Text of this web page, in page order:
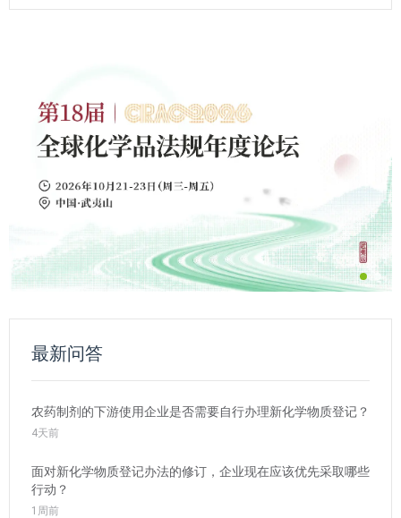
最新问答
农药制剂的下游使用企业是否需要自行办理新化学物质登记？
4天前
面对新化学物质登记办法的修订，企业现在应该优先采取哪些
行动？
1周前